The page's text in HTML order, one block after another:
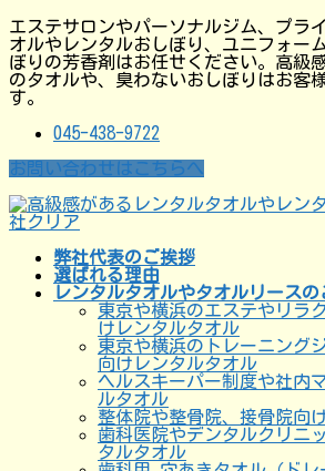
コ
ン
テ
ン
ツ
ナ
ビ
ゲ
ー
シ
移
エステサロンやパーソナルジム、プラ
オルやレンタルおしぼり、ユニフォー
ぼりの芳香剤はお任せください。高級
のタオルや、臭わないおしぼりはお客
す。
045-438-9722
お問い合わせはこちらへ
弊社代表のご挨拶
選ばれる理由
レンタルタオルやタオルリースの
東京や横浜のエステやリラ
けレンタルタオル
東京や横浜のトレーニング
向けレンタルタオル
ヘルスキーパー制度や社内
ルタオル
整体院や整骨院、接骨院向
歯科医院やデンタルクリニ
タルタオル